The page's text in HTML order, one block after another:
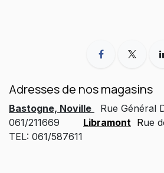
Adresses de nos magasins
Bastogne, Noville
Rue Général
061/211669
Libramont Rue
TEL: 061/587611